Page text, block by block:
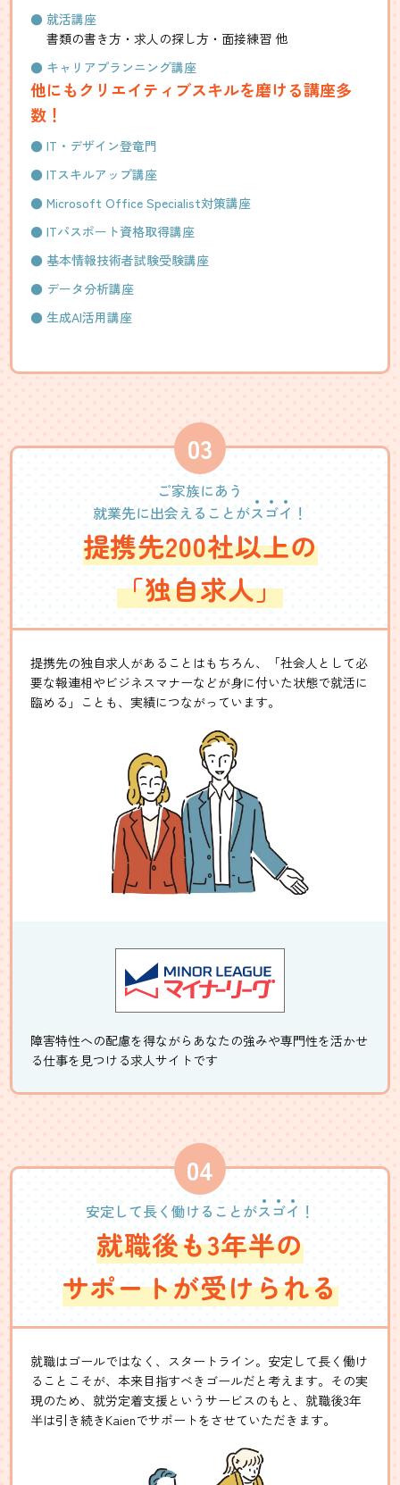
就活講座
書類の書き方・求人の探し方・面接練習 他
キャリアプランニング講座
他にもクリエイティブスキルを磨ける講座多
数！
IT・デザイン登竜門
ITスキルアップ講座
Microsoft Office Specialist対策講座
ITパスポート資格取得講座
基本情報技術者試験受験講座
データ分析講座
生成AI活用講座
ご家族にあう
就業先に出会えることがスゴイ ！
提携先200社以上の
「独自求人」
提携先の独自求人があることはもちろん、「社会人として必
要な報連相やビジネスマナーなどが身に付いた状態で就活に
臨める」ことも、実績につながっています。
障害特性への配慮を得ながらあなたの強みや専門性を活かせ
る仕事を見つける求人サイトです
安定して長く働けることがスゴイ ！
就職後も3年半の
サポートが受けられる
就職はゴールではなく、スタートライン。安定して長く働け
ることこそが、本来目指すべきゴールだと考えます。その実
現のため、就労定着支援というサービスのもと、就職後3年
半は引き続きKaienでサポートをさせていただきます。